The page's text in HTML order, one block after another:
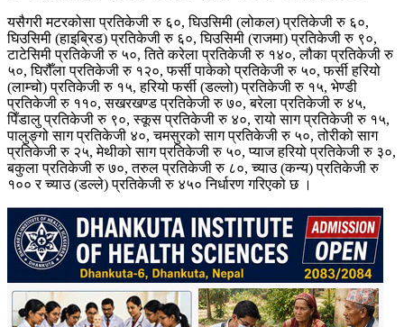
यसैगरी मटरकोसा प्रतिकेजी रु ६०, घिउसिमी (लोकल) प्रतिकेजी रु ६०,
घिउसिमी (हाइब्रिड) प्रतिकेजी रु ६०, घिउसिमी (राजमा) प्रतिकेजी रु ९०,
टाटेसिमी प्रतिकेजी रु ५०, तिते करेला प्रतिकेजी रु १४०, लौका प्रतिकेजी रु
५०, घिरौँला प्रतिकेजी रु १२०, फर्सी पाकेको प्रतिकेजी रु ५०, फर्सी हरियो
(लाम्चो) प्रतिकेजी रु १५, हरियो फर्सी (डल्लो) प्रतिकेजी रु १५, भेण्डी
प्रतिकेजी रु ११०, सखरखण्ड प्रतिकेजी रु ७०, बरेला प्रतिकेजी रु ४५,
पिँडालु प्रतिकेजी रु ९०, स्कूस प्रतिकेजी रु ४०, रायो साग प्रतिकेजी रु १५,
पालुङ्गो साग प्रतिकेजी ४०, चमसुरको साग प्रतिकेजी रु ५०, तोरीको साग
प्रतिकेजी रु २५, मेथीको साग प्रतिकेजी रु ५०, प्याज हरियो प्रतिकेजी रु ३०,
बकुला प्रतिकेजी रु ७०, तरुल प्रतिकेजी रु ८०, च्याउ (कन्य) प्रतिकेजी रु
१०० र च्याउ (डल्ले) प्रतिकेजी रु ४५० निर्धारण गरिएको छ ।